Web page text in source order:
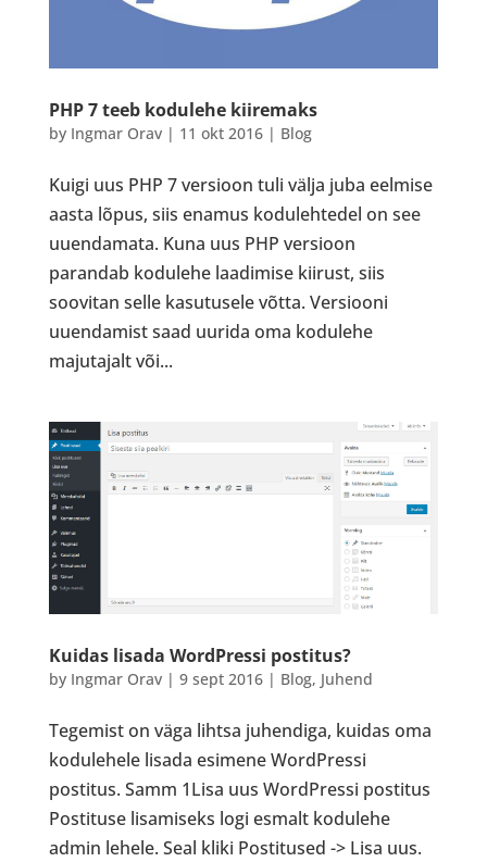
PHP 7 teeb kodulehe kiiremaks
by Ingmar Orav| 11 okt 2016| Blog
Kuigi uus PHP 7 versioon tuli välja juba eelmise
aasta lõpus, siis enamus kodulehtedel on see
uuendamata. Kuna uus PHP versioon
parandab kodulehe laadimise kiirust, siis
soovitan selle kasutusele võtta. Versiooni
uuendamist saad uurida oma kodulehe
majutajalt või...
Kuidas lisada WordPressi postitus?
by Ingmar Orav| 9 sept 2016| Blog, Juhend
Tegemist on väga lihtsa juhendiga, kuidas oma
kodulehele lisada esimene WordPressi
postitus. Samm 1Lisa uus WordPressi postitus
Postituse lisamiseks logi esmalt kodulehe
admin lehele. Seal kliki Postitused -> Lisa uus.